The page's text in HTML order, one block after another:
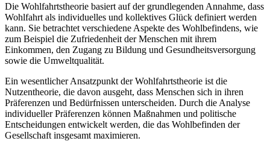
Die Wohlfahrtstheorie basiert auf der grundlegenden Annahme, dass
Wohlfahrt als individuelles und kollektives Glück definiert werden
kann. Sie betrachtet verschiedene Aspekte des Wohlbefindens, wie
zum Beispiel die Zufriedenheit der Menschen mit ihrem
Einkommen, den Zugang zu Bildung und Gesundheitsversorgung
sowie die Umweltqualität.
Ein wesentlicher Ansatzpunkt der Wohlfahrtstheorie ist die
Nutzentheorie, die davon ausgeht, dass Menschen sich in ihren
Präferenzen und Bedürfnissen unterscheiden. Durch die Analyse
individueller Präferenzen können Maßnahmen und politische
Entscheidungen entwickelt werden, die das Wohlbefinden der
Gesellschaft insgesamt maximieren.